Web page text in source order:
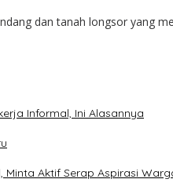
dan tanah longsor yang
Informal, Ini Alasannya
Minta Aktif Serap Aspirasi